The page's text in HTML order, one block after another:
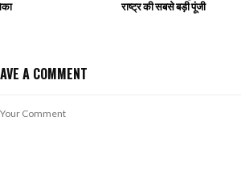
राष्ट्र की सबसे बड़ी पूंजी
A COMMENT